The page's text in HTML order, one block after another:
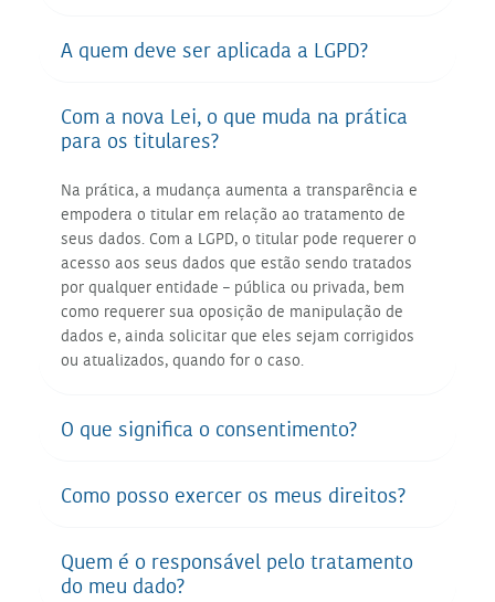
A quem deve ser aplicada a LGPD?
Com a nova Lei, o que muda na prática
para os titulares?
Na prática, a mudança aumenta a transparência e
empodera o titular em relação ao tratamento de
seus dados. Com a LGPD, o titular pode requerer o
acesso aos seus dados que estão sendo tratados
por qualquer entidade – pública ou privada, bem
como requerer sua oposição de manipulação de
dados e, ainda solicitar que eles sejam corrigidos
ou atualizados, quando for o caso.
O que significa o consentimento?
Como posso exercer os meus direitos?
Quem é o responsável pelo tratamento
do meu dado?